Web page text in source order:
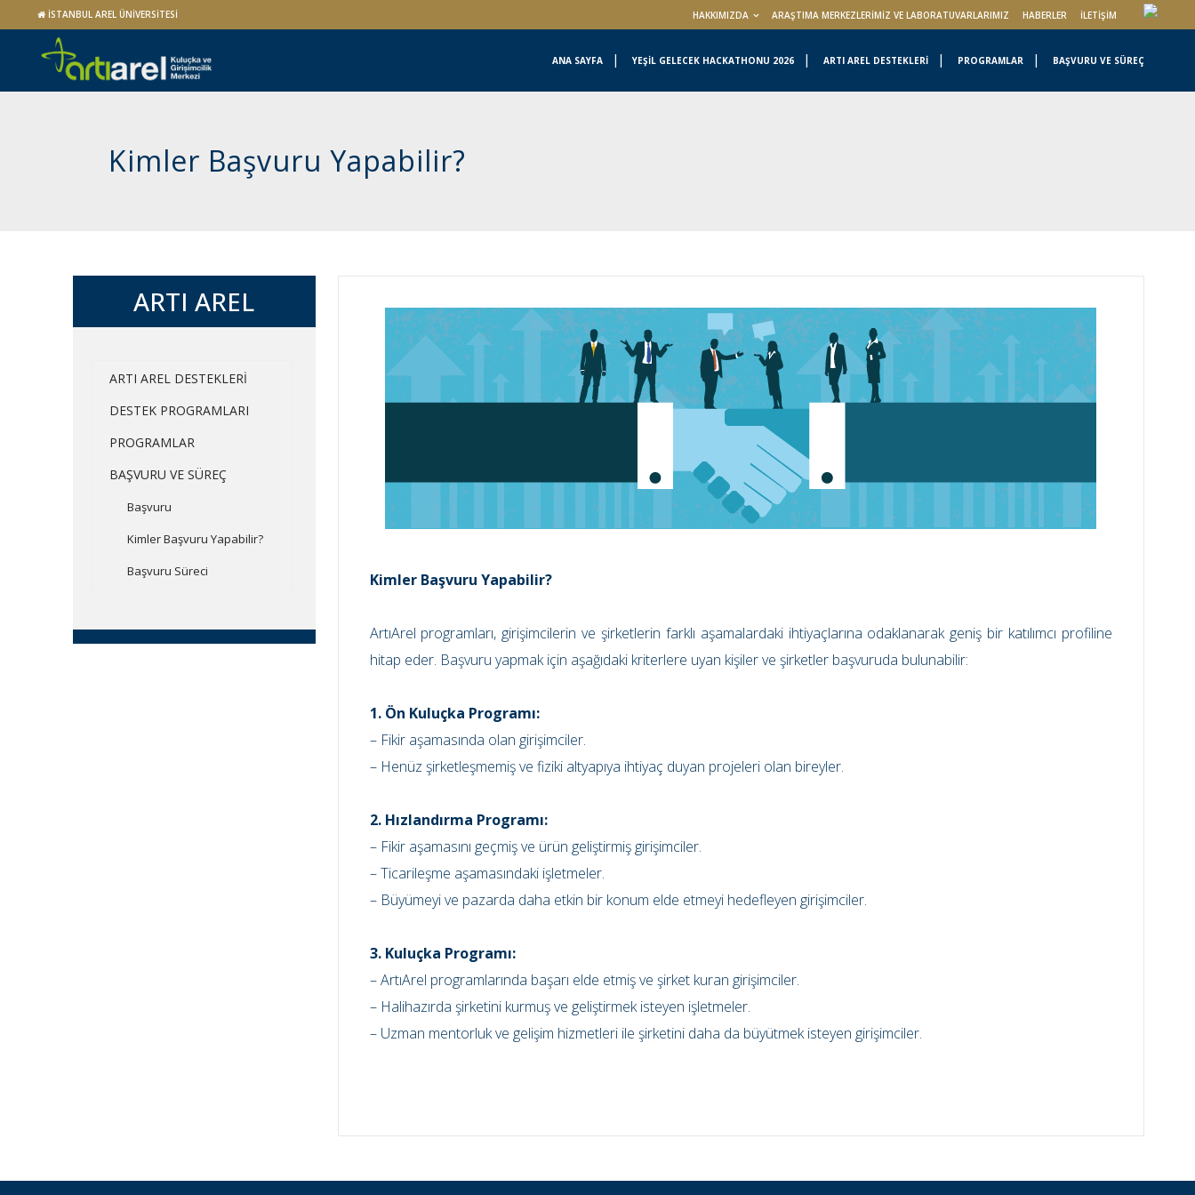
İSTANBUL AREL ÜNİVERSİTESİ HAKKIMIZDA ARAŞTIMA MERKEZLERIMIZ VE LABORATUVARLARIMIZ HABERLER İLETIŞIM
ANA SAYFA YEŞİL GELECEK HACKATHONU 2026 ARTI AREL DESTEKLERİ PROGRAMLAR BAŞVURU VE SÜREÇ
Kimler Başvuru Yapabilir?
ARTI AREL
ARTI AREL DESTEKLERİ
DESTEK PROGRAMLARI
PROGRAMLAR
BAŞVURU VE SÜREÇ
Başvuru
Kimler Başvuru Yapabilir?
Başvuru Süreci
Kimler Başvuru Yapabilir?
ArtıArel programları, girişimcilerin ve şirketlerin farklı aşamalardaki ihtiyaçlarına odaklanarak geniş bir katılımcı profiline
hitap eder. Başvuru yapmak için aşağıdaki kriterlere uyan kişiler ve şirketler başvuruda bulunabilir:
1. Ön Kuluçka Programı:
– Fikir aşamasında olan girişimciler.
– Henüz şirketleşmemiş ve fiziki altyapıya ihtiyaç duyan projeleri olan bireyler.
2. Hızlandırma Programı:
– Fikir aşamasını geçmiş ve ürün geliştirmiş girişimciler.
– Ticarileşme aşamasındaki işletmeler.
– Büyümeyi ve pazarda daha etkin bir konum elde etmeyi hedefleyen girişimciler.
3. Kuluçka Programı:
– ArtıArel programlarında başarı elde etmiş ve şirket kuran girişimciler.
– Halihazırda şirketini kurmuş ve geliştirmek isteyen işletmeler.
– Uzman mentorluk ve gelişim hizmetleri ile şirketini daha da büyütmek isteyen girişimciler.